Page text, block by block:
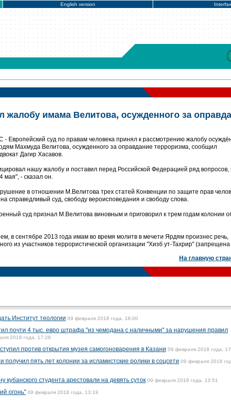
English version
имама Велитова, осужденного за
Европейский суд по правам человека принял к рассмотрению жалобу
Махмуда Велитова, осужденного за оправдание терроризма, сообщил
Дагир Хасавов.
нашу жалобу и поставил перед Российской Федерацией ряд вопросов,
мая", - сказал он.
в отношении М.Велитова трех статей Конвенции по защите прав
справедливый суд, свободу вероисповедания и свободу слова.
суд признал М.Велитова виновным и приговорил к трем годам колонии
в сентябре 2013 года имам во время молитв в мечети Ярдям произнес речь,
из участников террористической организации "Хизб ут-Тахрир"
На главную
Институт теологии 09 февраля 2018 года, 18:00
почти 4 тыс. евро штрафа "из чемодана с наличными" за нарушения правил
2018 года, 17:28
против открытия музея самогоноварения в Казани 09 февраля 2018 года,
получил пять лет колонии за исламистские ролики в соцсети 09 февраля 2018
кубанского студента арестовали на девять суток 09 февраля 2018 года, 13:51
огонь" 09 февраля 2018 года, 13:19